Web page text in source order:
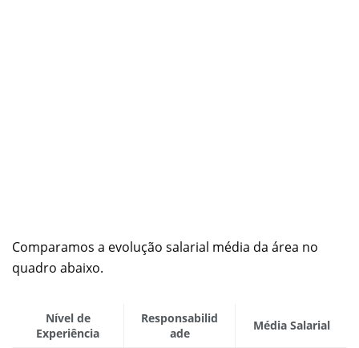
Comparamos a evolução salarial média da área no
quadro abaixo.
Nível de
Experiência
Responsabilid
ade
Média Salarial